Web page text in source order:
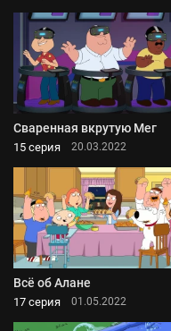
Сваренная вкрутую Мег
15 серия 20.03.2022
Всё об Алане
17 серия 01.05.2022